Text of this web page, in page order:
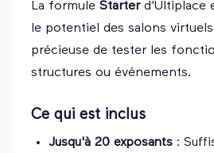
La formule Starterd'Ultiplace
le potentiel des salons
précieuse de tester les
structures ou événements.
Ce qui est inclus
Jusqu'à 20 exposants :